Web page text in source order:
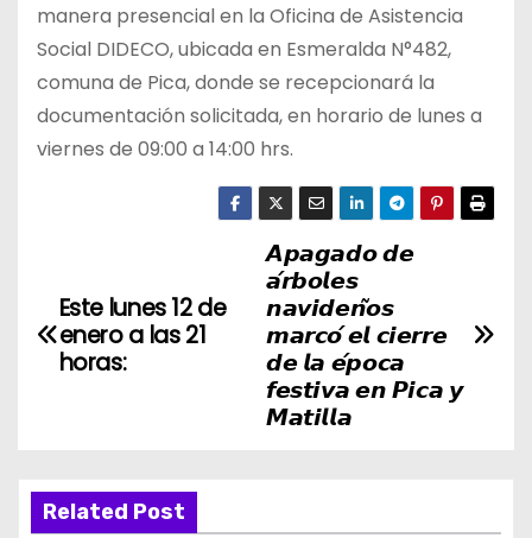
manera presencial en la Oficina de Asistencia
Social DIDECO, ubicada en Esmeralda N°482,
comuna de Pica, donde se recepcionará la
documentación solicitada, en horario de lunes a
viernes de 09:00 a 14:00 hrs.
a
𝘼𝙥𝙖𝙜𝙖𝙙𝙤 𝙙𝙚
𝙖́𝙧𝙗𝙤𝙡𝙚𝙨
𝙣𝙖𝙫𝙞𝙙𝙚𝙣̃𝙤𝙨
𝙢𝙖𝙧𝙘𝙤́ 𝙚𝙡 𝙘𝙞𝙚𝙧𝙧𝙚
𝙙𝙚 𝙡𝙖 𝙚́𝙥𝙤𝙘𝙖
𝙛𝙚𝙨𝙩𝙞𝙫𝙖 𝙚𝙣 𝙋𝙞𝙘𝙖 𝙮
𝙈𝙖𝙩𝙞𝙡𝙡𝙖
Este lunes 12 de
enero a las 21
horas:
Related Post